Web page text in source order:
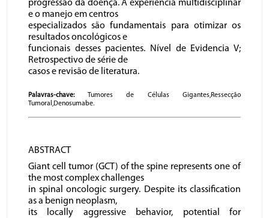
progressão da doença. A experiência multidisciplinar
e o manejo em centros
especializados são fundamentais para otimizar os
resultados oncológicos e
funcionais desses pacientes. Nível de Evidencia V;
Retrospectivo de série de
casos e revisão de literatura.
Palavras-chave:Tumores de Células Gigantes,Ressecção
Tumoral,Denosumabe.
ABSTRACT
Giant cell tumor (GCT) of the spine represents one of
the most complex challenges
in spinal oncologic surgery. Despite its classification
as a benign neoplasm,
its locally aggressive behavior, potential for